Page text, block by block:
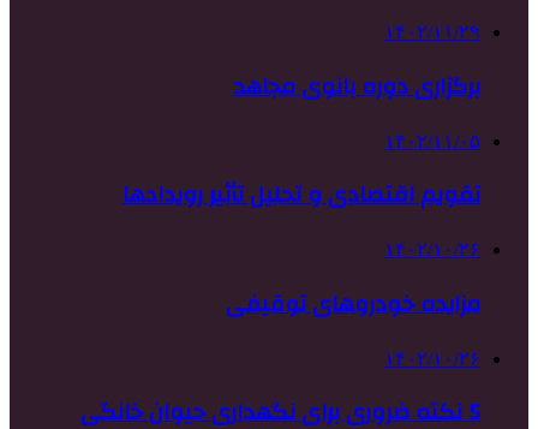
۱۴۰۲/۱۱/۲۹
برگزاری دوره بانوی مجاهد
۱۴۰۲/۱۱/۰۵
تقویم اقتصادی و تحلیل تأثیر رویدادها
۱۴۰۲/۱۰/۲۶
مزایده خودروهای توقیفی
۱۴۰۲/۱۰/۲۶
5 نکته ضروری برای نگهداری حیوان خانگی